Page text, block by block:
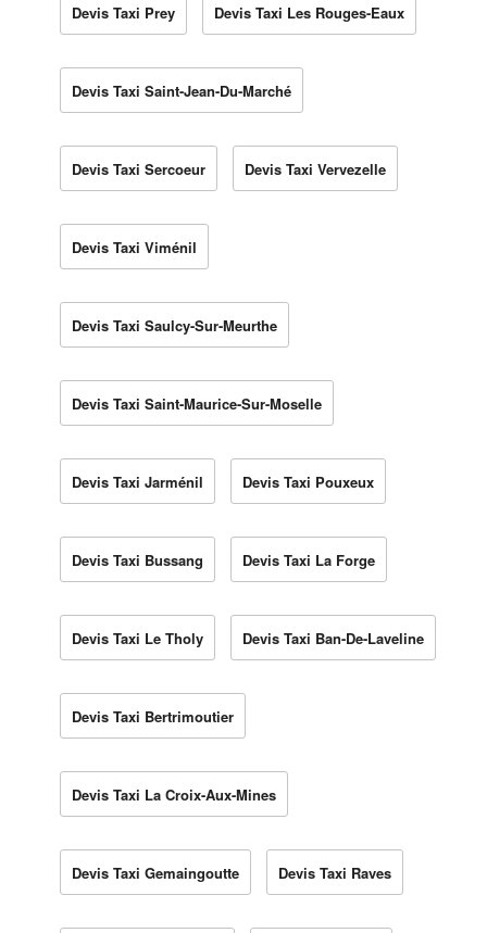
Devis Taxi Prey Devis Taxi Les Rouges-Eaux
Devis Taxi Saint-Jean-Du-Marché
Devis Taxi Sercoeur Devis Taxi Vervezelle
Devis Taxi Viménil
Devis Taxi Saulcy-Sur-Meurthe
Devis Taxi Saint-Maurice-Sur-Moselle
Devis Taxi Jarménil Devis Taxi Pouxeux
Devis Taxi Bussang Devis Taxi La Forge
Devis Taxi Le Tholy Devis Taxi Ban-De-Laveline
Devis Taxi Bertrimoutier
Devis Taxi La Croix-Aux-Mines
Devis Taxi Gemaingoutte Devis Taxi Raves